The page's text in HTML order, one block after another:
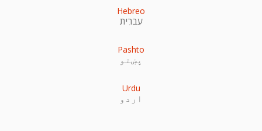
Hebreo
עִברִית
Pashto
پښتو
Urdu
اردو